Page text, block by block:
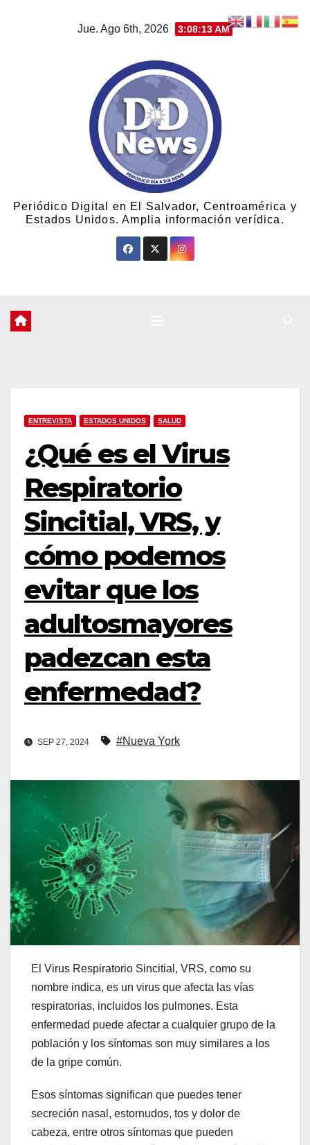
Jue. Ago 6th, 2026 3:08:14 AM
Periódico Digital en El Salvador, Centroamérica y
Estados Unidos. Amplia información verídica.
ENTREVISTA ESTADOS UNIDOS SALUD
¿Qué es el Virus
Respiratorio
Sincitial, VRS, y
cómo podemos
evitar que los
adultosmayores
padezcan esta
enfermedad?
SEP 27, 2024 #Nueva York
El Virus Respiratorio Sincitial, VRS, como su
nombre indica, es un virus que afecta las vías
respiratorias, incluidos los pulmones. Esta
enfermedad puede afectar a cualquier grupo de la
población y los síntomas son muy similares a los
de la gripe común.
Esos síntomas significan que puedes tener
secreción nasal, estornudos, tos y dolor de
cabeza, entre otros síntomas que pueden